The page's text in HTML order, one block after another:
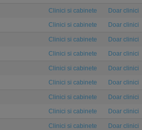
Clinici si cabinete Doar clinici
Clinici si cabinete Doar clinici
Clinici si cabinete Doar clinici
Clinici si cabinete Doar clinici
Clinici si cabinete Doar clinici
Clinici si cabinete Doar clinici
Clinici si cabinete Doar clinici
Clinici si cabinete Doar clinici
Clinici si cabinete Doar clinici